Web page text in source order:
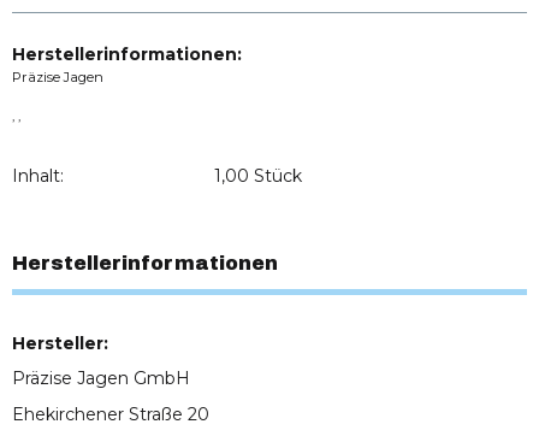
Herstellerinformationen:
Präzise Jagen
Inhalt: 1,00 Stück
Herstellerinformationen
Hersteller:
Präzise Jagen GmbH
Ehekirchener Straße 20